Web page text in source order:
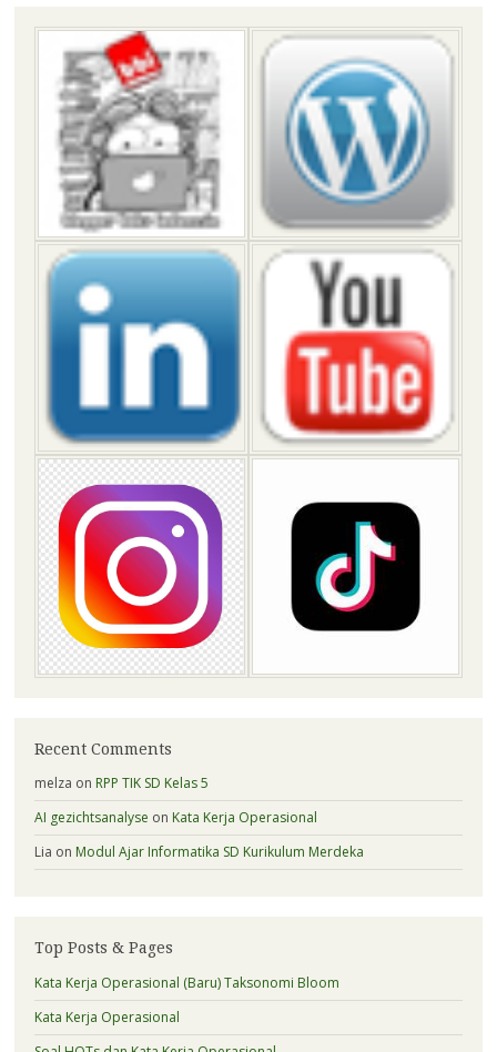
Recent Comments
melza on RPP TIK SD Kelas 5
AI gezichtsanalyse on Kata Kerja Operasional
Lia on Modul Ajar Informatika SD Kurikulum Merdeka
Top Posts & Pages
Kata Kerja Operasional (Baru) Taksonomi Bloom
Kata Kerja Operasional